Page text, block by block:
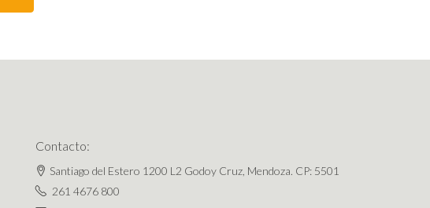
Contacto:
Santiago del Estero 1200 L2 Godoy Cruz, Mendoza. CP: 5501
261 4676 800